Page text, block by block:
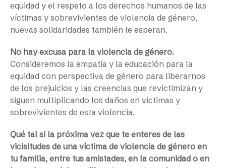
equidad y el respeto a los derechos humanos de las
víctimas y sobrevivientes de violencia de género,
nuevas solidaridades también le esperan.
No hay excusa para la violencia de género.
Consideremos la empatía y la educación para la
equidad con perspectiva de género para liberarnos
de los prejuicios y las creencias que revictimizan y
siguen multiplicando los daños en víctimas y
sobrevivientes de esta violencia.
Qué tal si la próxima vez que te enteres de las
vicisitudes de una víctima de violencia de género en
tu familia, entre tus amistades, en la comunidad o en